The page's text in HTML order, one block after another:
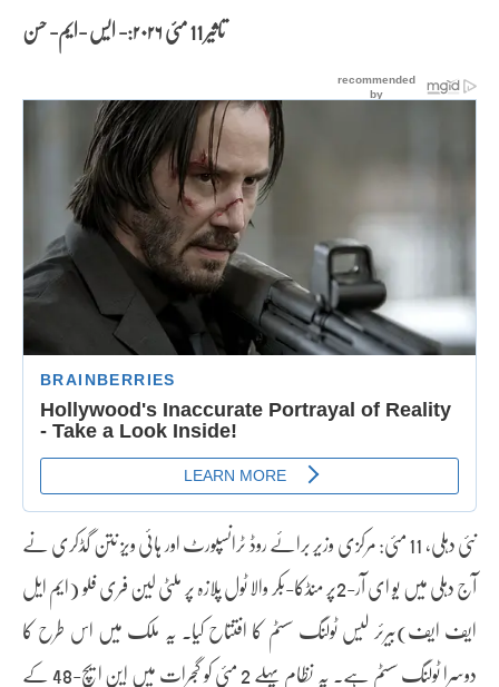
تاثیر 11 مئی ۲۰۲۶:- ایس -ایم- حسن
نئی دہلی، 11 مئی: مرکزی وزیر برائے روڈ ٹرانسپورٹ اور ہائی ویز نتن گڈکری نے
آج دہلی میں یو ای آر-2پر منڈکا-بکر والا ٹول پلازہ پر ملٹی لین فری فلو (ایم ایل
ایف ایف)بیرئر لیس ٹولنگ سسٹم کا افتتاح کیا۔ یہ ملک میں اس طرح کا
دوسرا ٹولنگ سسٹم ہے۔ یہ نظام پہلے 2 مئی کو گجرات میں این ایچ-48 کے